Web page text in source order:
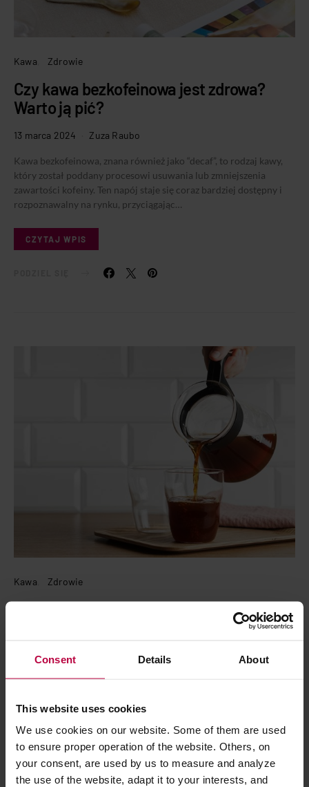
Consent Details About
This website uses cookies
We use cookies on our website. Some of them are used
to ensure proper operation of the website. Others, on
your consent, are used by us to measure and analyze
the use of the website, adapt it to your interests, and
Kawa Zdrowie
Czy kawa bezkofeinowa jest zdrowa?
Warto ją pić?
13 marca 2024 Zuza Raubo
Kawa bezkofeinowa, znana również jako “decaf”, to rodzaj kawy,
który został poddany procesowi usuwania lub zmniejszenia
zawartości kofeiny. Ten napój staje się coraz bardziej dostępny i
rozpoznawalny na rynku, przyciągając…
CZYTAJ WPIS
Kawa Zdrowie
Kawa czy energetyk – co bardziej
pobudza? Co ma więcej kofeiny?
11 marca 2024 Dorota Brzozowska
Z jednej strony kawa — napój, który znamy od setek lat, a z drugiej
dekad, ale cieszące się rosnącą popularnością.…
CZYTAJ WPIS
PODZIEL SIĘ